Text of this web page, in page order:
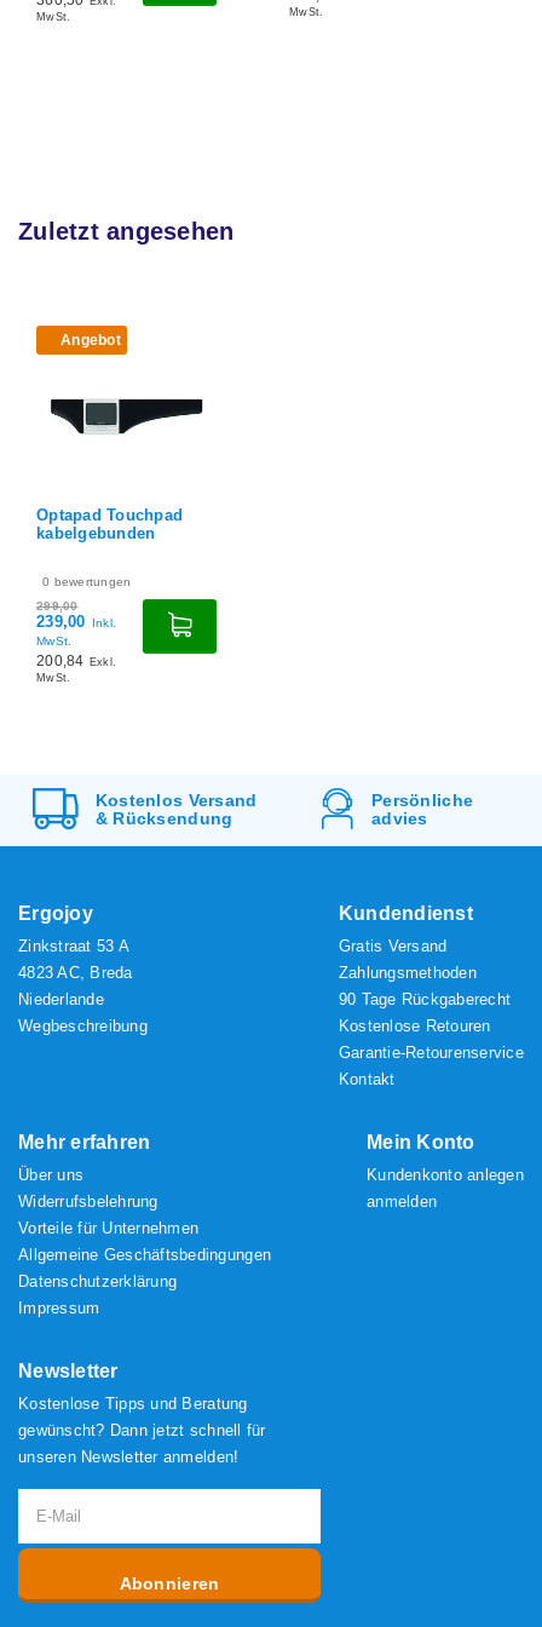
MwSt.
MwSt.
Zuletzt angesehen
Angebot
Optapad Touchpad
kabelgebunden
0 bewertungen
299,00
239,00
Inkl.
MwSt.
200,84 Exkl.
MwSt.
Kostenlos Versand
& Rücksendung
Persönliche
advies
Ergojoy
Zinkstraat 53 A
4823 AC, Breda
Niederlande
Wegbeschreibung
Kundendienst
Gratis Versand
Zahlungsmethoden
90 Tage Rückgaberecht
Kostenlose Retouren
Garantie-Retourenservice
Kontakt
Mehr erfahren
Über uns
Widerrufsbelehrung
Vorteile für Unternehmen
Allgemeine Geschäftsbedingungen
Datenschutzerklärung
Impressum
Mein Konto
Kundenkonto anlegen
anmelden
Newsletter
Kostenlose Tipps und Beratung
gewünscht? Dann jetzt schnell für
unseren Newsletter anmelden!
Abonnieren